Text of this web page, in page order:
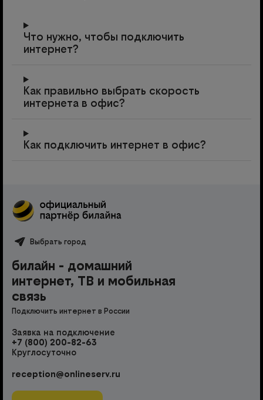
Что нужно, чтобы подключить
интернет?
Как правильно выбрать скорость
интернета в офис?
Как подключить интернет в офис?
Выбрать город
билайн - домашний
интернет, ТВ и мобильная
связь
Подключить интернет в России
Заявка на подключение
+7 (800) 200-82-63
Круглосуточно
reception@onlineserv.ru